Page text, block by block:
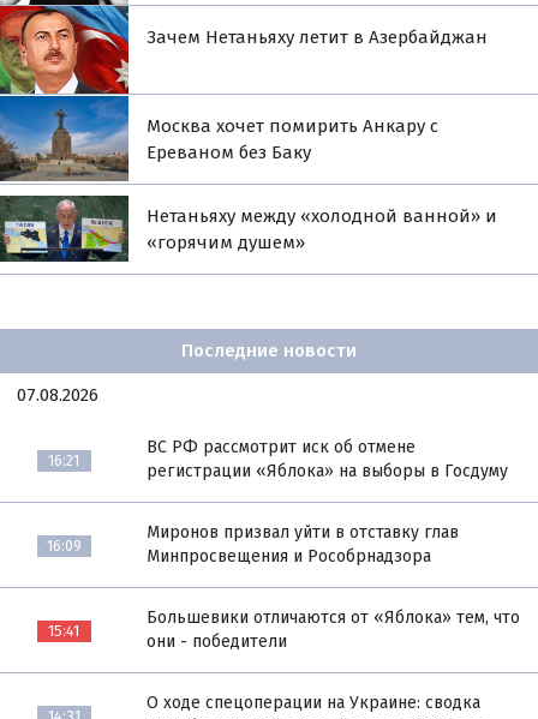
Зачем Нетаньяху летит в Азербайджан
Москва хочет помирить Анкару с
Ереваном без Баку
Нетаньяху между «холодной ванной» и
«горячим душем»
Последние новости
07.08.2026
16:21
ВС РФ рассмотрит иск об отмене
регистрации «Яблока» на выборы в Госдуму
16:09
Миронов призвал уйти в отставку глав
Минпросвещения и Рособрнадзора
15:41
Большевики отличаются от «Яблока» тем, что
они - победители
О ходе спецоперации на Украине: сводка